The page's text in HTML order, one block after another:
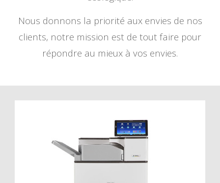
Nous donnons la priorité aux envies de nos
clients, notre mission est de tout faire pour
répondre au mieux à vos envies.